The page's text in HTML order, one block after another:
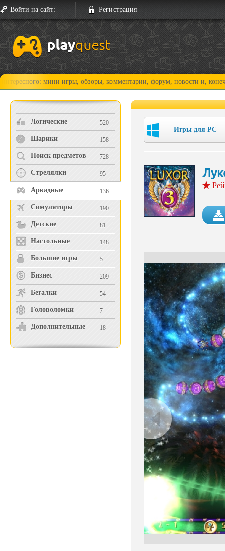
Войти на сайт: Регистрация
мини игры, обзоры, комментарии, форум, новости и, конечно,
Логические 520
Шарики 158
Поиск предметов 728
Стрелялки 95
Аркадные 136
Симуляторы 190
Детские 81
Настольные 148
Большие игры 5
Бизнес 209
Бегалки 54
Головоломки 7
Дополнительные 18
Игры для PC